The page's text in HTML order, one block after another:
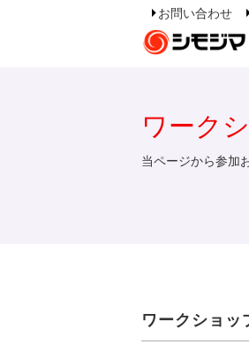
お問い合わせ
ワーク
当ページから参加
ワークショッ